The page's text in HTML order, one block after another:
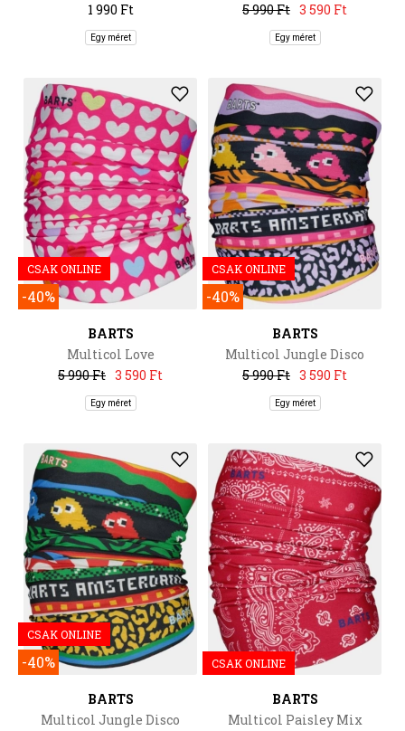
1 990 Ft
Egy méret
5 990 Ft 3 590 Ft
Egy méret
CSAK ONLINE
-40%
BARTS
Multicol Love
5 990 Ft 3 590 Ft
Egy méret
CSAK ONLINE
-40%
BARTS
Multicol Jungle Disco
5 990 Ft 3 590 Ft
Egy méret
CSAK ONLINE
-40%
BARTS
Multicol Jungle Disco
CSAK ONLINE
BARTS
Multicol Paisley Mix